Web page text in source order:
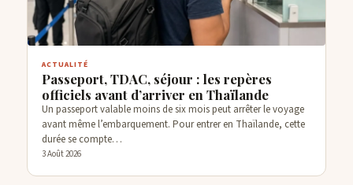
ACTUALITÉ
Passeport, TDAC, séjour : les repères
officiels avant d’arriver en Thaïlande
Un passeport valable moins de six mois peut arrêter le voyage
avant même l’embarquement. Pour entrer en Thaïlande, cette
durée se compte…
3 Août 2026